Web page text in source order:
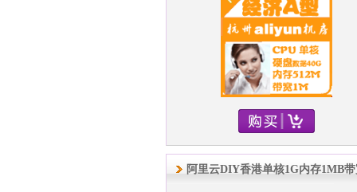
阿里云DIY香港单核1G内存1MB